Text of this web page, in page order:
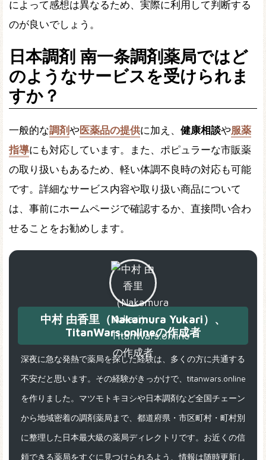
によって感想は異なるため、実際に利用して判断する
のが良いでしょう。
日本調剤 南一条調剤薬局ではど
のようなサービスを受けられま
すか？
一般的な調剤や医薬品の提供に加え、 健康相談や服薬
指導にも対応しています。また、ポピュラーな市販薬
の取り扱いもあるため、軽い体調不良時の対応も可能
です。詳細なサービス内容や取り扱い商品について
は、事前にホームページで確認するか、直接問い合わ
せることをお勧めします。
中村 由香里（Nakamura Yukari）、
TitanWars.onlineの作成者
深夜に急な発熱で薬局を探した経験は、多くの方に共通する
不安だと思います。その経験がきっかけで、titanwars.online
を作りました。マツモトキヨシや日本調剤など全国チェーン
から地域密着の調剤薬局まで、都道府県・市区町村・町村別
に整理した日本最大級の薬局ディレクトリです。お近くの信
頼できる薬局をすぐに見つけられるよう、情報は随時更新し